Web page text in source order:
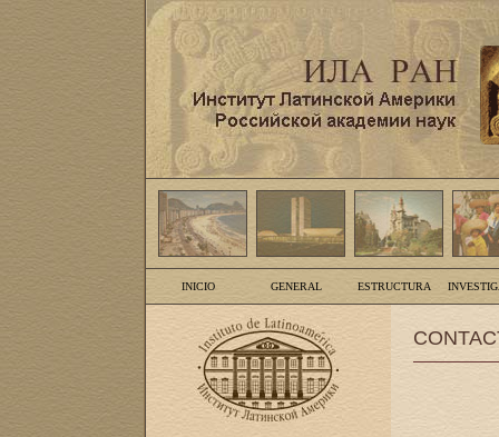
INICIO GENERAL ESTRUCTURA